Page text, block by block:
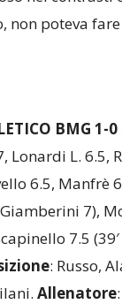
BMG 1-0
Lonardi L. 6.5,
6.5, Manfrè
7),
7.5
: Russo,
Allenatore
6.5, Angeli